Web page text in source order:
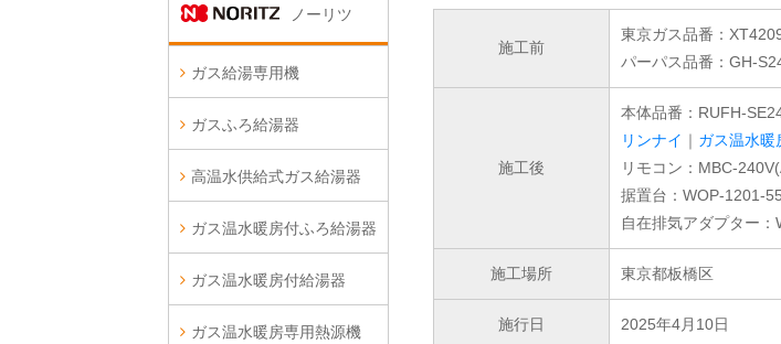
施工前
東京ガス品番：
パーパス品番：GH-
施工後
本体品番：RUFH-
リンナイ ｜ ガス温水暖
リモコン：MBC-
据置台：WOP-1201-
自在排気アダプター：
施工場所 東京都板橋区
施行日 2025年4月10日
ノーリツ
ガス給湯専用機
ガスふろ給湯器
高温水供給式ガス給湯器
ガス温水暖房付ふろ給湯器
ガス温水暖房付給湯器
ガス温水暖房専用熱源機